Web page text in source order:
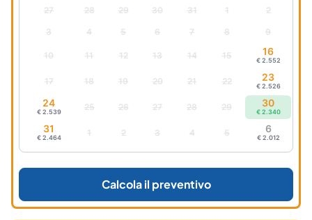
27 28 29 30 31 1 2
3 4 5 6 7 8 9
10 11 12 13 14 15 16
€ 2.552
17 18 19 20 21 22 23
€ 2.526
24
€ 2.539 25 26 27 28 29 30
€ 2.340
31
€ 2.464 1 2 3 4 5 6
€ 2.012
Calcola il preventivo